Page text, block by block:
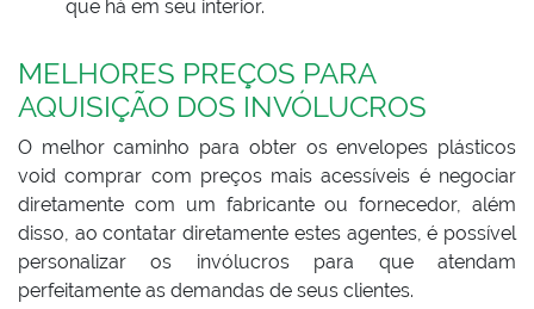
que há em seu interior.
MELHORES PREÇOS PARA
AQUISIÇÃO DOS INVÓLUCROS
O melhor caminho para obter os envelopes plásticos
void comprar com preços mais acessíveis é negociar
diretamente com um fabricante ou fornecedor, além
disso, ao contatar diretamente estes agentes, é possível
personalizar os invólucros para que atendam
perfeitamente as demandas de seus clientes.